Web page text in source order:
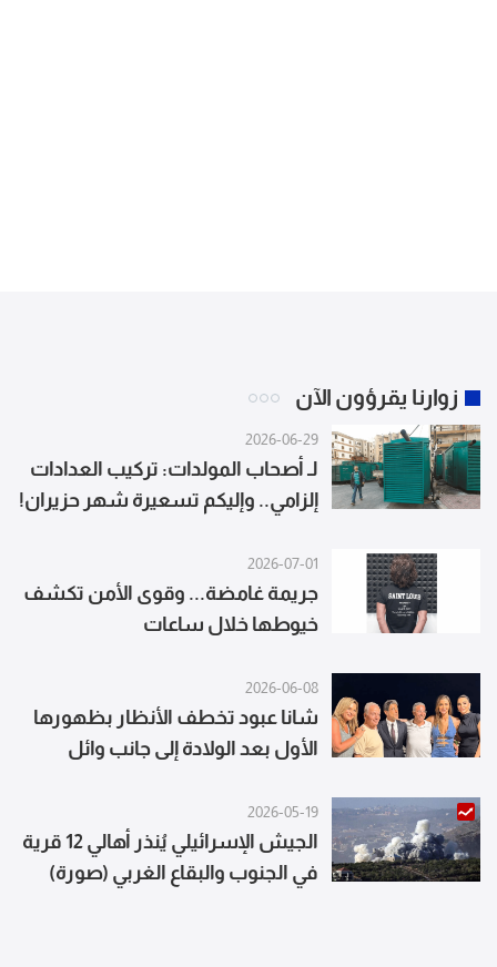
زوارنا يقرؤون الآن
2026-06-29
لـ أصحاب المولدات: تركيب العدادات
إلزامي.. وإليكم تسعيرة شهر حزيران!
2026-07-01
جريمة غامضة... وقوى الأمن تكشف
خيوطها خلال ساعات
2026-06-08
شانا عبود تخطف الأنظار بظهورها
الأول بعد الولادة إلى جانب وائل
2026-05-19
الجيش الإسرائيلي يُنذر أهالي 12 قرية
في الجنوب والبقاع الغربي (صورة)